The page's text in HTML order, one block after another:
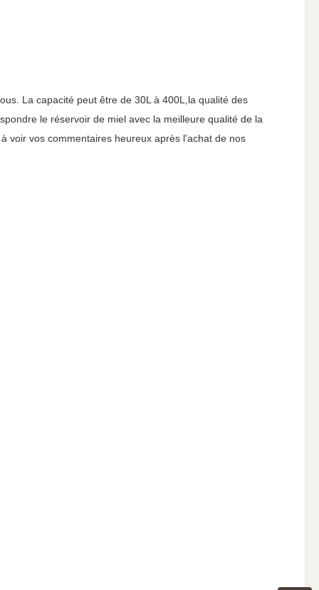
La capacité peut être de 30L à 400L,la qualité des
le réservoir de miel avec la meilleure qualité de la
voir vos commentaires heureux après l'achat de nos